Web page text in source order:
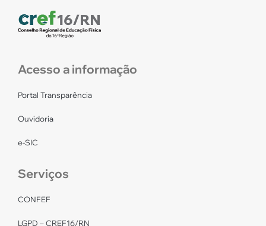
Acesso a informação
Portal Transparência
Ouvidoria
e-SIC
Serviços
CONFEF
LGPD – CREF16/RN